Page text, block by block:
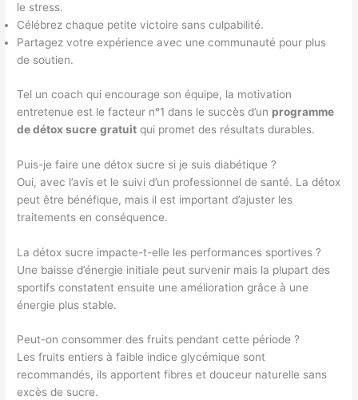
le stress.
Célébrez chaque petite victoire sans culpabilité.
Partagez votre expérience avec une communauté pour plus
de soutien.
Tel un coach qui encourage son équipe, la motivation
entretenue est le facteur n°1 dans le succès d’un programme
de détox sucre gratuit qui promet des résultats durables.
Puis-je faire une détox sucre si je suis diabétique ?
Oui, avec l’avis et le suivi d’un professionnel de santé. La détox
peut être bénéfique, mais il est important d’ajuster les
traitements en conséquence.
La détox sucre impacte-t-elle les performances sportives ?
Une baisse d’énergie initiale peut survenir mais la plupart des
sportifs constatent ensuite une amélioration grâce à une
énergie plus stable.
Peut-on consommer des fruits pendant cette période ?
Les fruits entiers à faible indice glycémique sont
recommandés, ils apportent fibres et douceur naturelle sans
excès de sucre.